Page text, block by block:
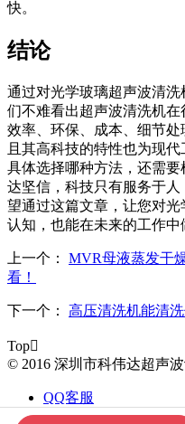
快。
结论
通过对光学玻璃超声波清
们不难看出超声波清洗机
效率、环保、成本、细节
且其高科技的特性也为现
具体选择哪种方法，还需
达坚信，科技只有服务于
望通过这篇文章，让您对
认知，也能在未来的工作中
上一个： MVR母液蒸发干
看！
下一个： 高压清洗机能清洗
Top
© 2016 深圳市科伟达超声
QQ客服
电话咨询